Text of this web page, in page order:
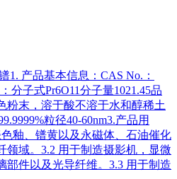
1. 产品基本信息：CAS No.：
分子式Pr6O11分子量1021.45品
粉末，溶于酸不溶于水和醇稀土
粒径40-60nm3.产品用
釉、镨黄以及永磁体、石油催化
领域。3.2 用于制造摄影机，显微
部件以及光导纤维。3.3 用于制造